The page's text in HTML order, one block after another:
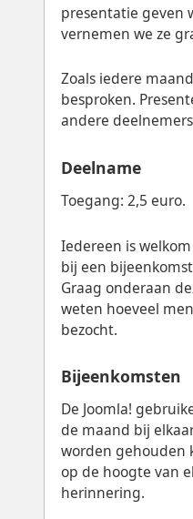
presentatie geven
vernemen we ze
Zoals iedere
besproken.
andere
Deelname
Toegang: 2,5 euro.
Iedereen is
bij een
Graag onderaan
weten hoeveel
bezocht.
Bijeenkomsten
De Joomla!
de maand bij
worden gehouden
op de hoogte van
herinnering.